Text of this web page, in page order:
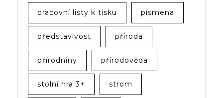
pracovní listy k tisku písmena
představivost příroda
přírodniny přírodověda
stolní hra 3+ strom